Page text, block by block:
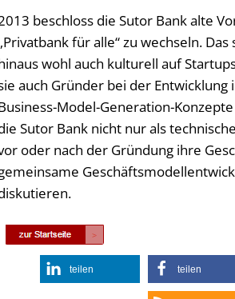
beschloss die Sutor Bank alte
für alle“ zu wechseln.
wohl auch kulturell auf
auch Gründer bei der
Model-Generation-
Sutor Bank nicht nur als
oder nach der Gründung ihre
teilen teilen